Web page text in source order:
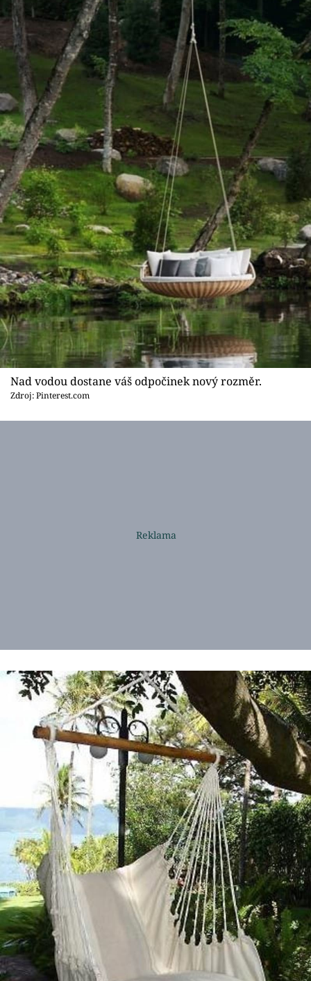
Nad vodou dostane váš odpočinek nový rozměr.
Zdroj: Pinterest.com